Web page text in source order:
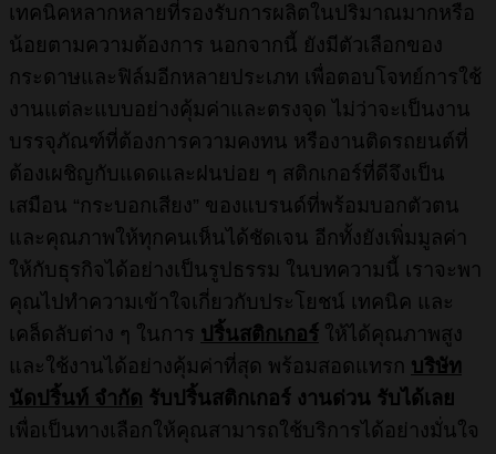
เทคนิคหลากหลายที่รองรับการผลิตในปริมาณมากหรือ
น้อยตามความต้องการ นอกจากนี้ ยังมีตัวเลือกของ
กระดาษและฟิล์มอีกหลายประเภท เพื่อตอบโจทย์การใช้
งานแต่ละแบบอย่างคุ้มค่าและตรงจุด ไม่ว่าจะเป็นงาน
บรรจุภัณฑ์ที่ต้องการความคงทน หรืองานติดรถยนต์ที่
ต้องเผชิญกับแดดและฝนบ่อย ๆ สติกเกอร์ที่ดีจึงเป็น
เสมือน “กระบอกเสียง” ของแบรนด์ที่พร้อมบอกตัวตน
และคุณภาพให้ทุกคนเห็นได้ชัดเจน อีกทั้งยังเพิ่มมูลค่า
ให้กับธุรกิจได้อย่างเป็นรูปธรรม ในบทความนี้ เราจะพา
คุณไปทำความเข้าใจเกี่ยวกับประโยชน์ เทคนิค และ
เคล็ดลับต่าง ๆ ในการ ปริ้นสติกเกอร์ ให้ได้คุณภาพสูง
และใช้งานได้อย่างคุ้มค่าที่สุด พร้อมสอดแทรก บริษัท
นัดปริ้นท์ จำกัด รับปริ้นสติกเกอร์ งานด่วน รับได้เลย
เพื่อเป็นทางเลือกให้คุณสามารถใช้บริการได้อย่างมั่นใจ